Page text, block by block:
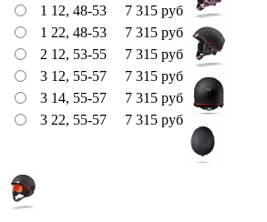
1 12, 48-53
7 315 руб
1 22, 48-53
7 315 руб
2 12, 53-55
7 315 руб
3 12, 55-57
7 315 руб
3 14, 55-57
7 315 руб
3 22, 55-57
7 315 руб